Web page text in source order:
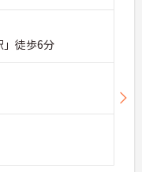
」徒歩6分